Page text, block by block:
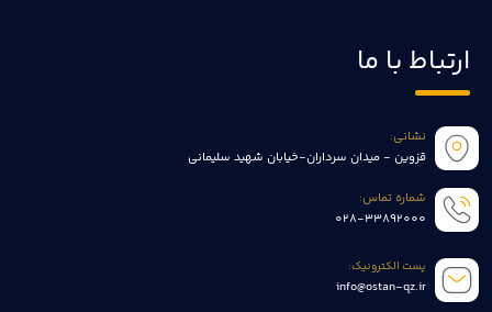
ارتباط با ما
نشانی:
قزوین - میدان سرداران-خیابان شهید سلیمانی
شماره تماس:
028-33892000
پست الکترونیک:
info@ostan-qz.ir